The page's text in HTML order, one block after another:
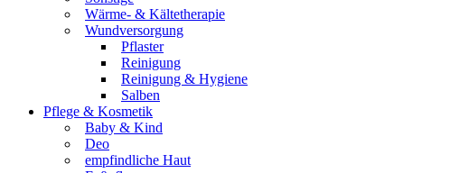
Wärme- & Kältetherapie
Wundversorgung
Pflaster
Reinigung
Reinigung & Hygiene
Salben
Pflege & Kosmetik
Baby & Kind
Deo
empfindliche Haut